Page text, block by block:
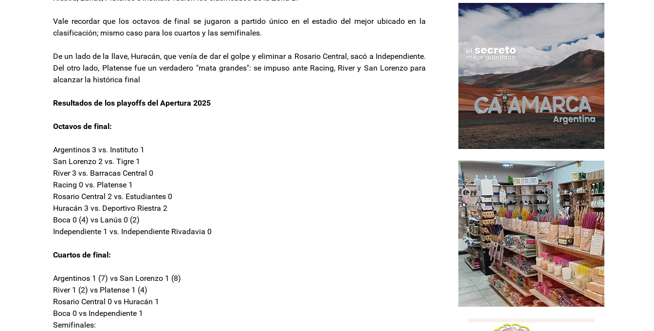
Vale recordar que los octavos de final se jugaron a partido único en el estadio del mejor ubicado en la
clasificación; mismo caso para los cuartos y las semifinales.
De un lado de la llave, Huracán, que venía de dar el golpe y eliminar a Rosario Central, sacó a Independiente.
Del otro lado, Platense fue un verdadero "mata grandes": se impuso ante Racing, River y San Lorenzo para
alcanzar la histórica final
Resultados de los playoffs del Apertura 2025
Octavos de final:
Argentinos 3 vs. Instituto 1
San Lorenzo 2 vs. Tigre 1
River 3 vs. Barracas Central 0
Racing 0 vs. Platense 1
Rosario Central 2 vs. Estudiantes 0
Huracán 3 vs. Deportivo Riestra 2
Boca 0 (4) vs Lanús 0 (2)
Independiente 1 vs. Independiente Rivadavia 0
Cuartos de final:
Argentinos 1 (7) vs San Lorenzo 1 (8)
River 1 (2) vs Platense 1 (4)
Rosario Central 0 vs Huracán 1
Boca 0 vs Independiente 1
Semifinales: